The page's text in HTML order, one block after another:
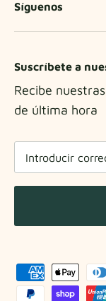
Suscríbete a
Recibe
de última hora
Síguenos